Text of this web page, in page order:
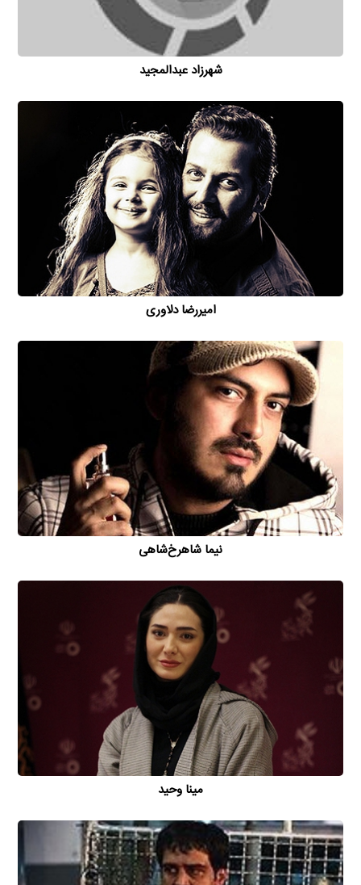
شهرزاد عبدالمجید
امیررضا دلاوری
نیما شاهرخ‌شاهی
مینا وحید